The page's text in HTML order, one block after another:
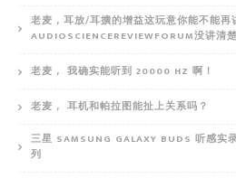
老麦，耳放/耳擴的增益这玩意你能不能再
AUDIOSCIENCEREVIEWFORUM没讲清楚
老麦， 我确实能听到 20000 HZ 啊！
老麦， 耳机和帕拉图能扯上关系吗？
三星 SAMSUNG GALAXY BUDS 听感实
列